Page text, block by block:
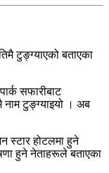
टुङ्ग्याएको बताएका
सफारीबाट
नाम टुङ्ग्याइयो । अब
स्टार होटलमा हुने
हुने नेताहरूले बताएका